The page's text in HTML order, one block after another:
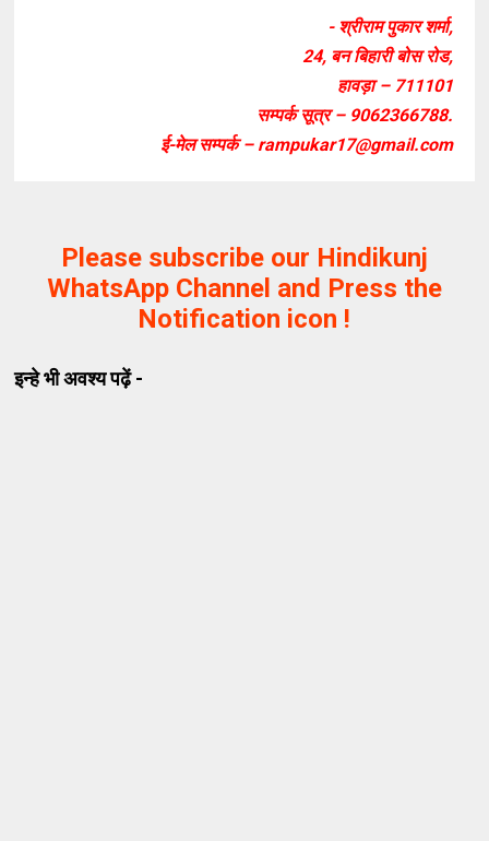
- श्रीराम पुकार शर्मा,
24, बन बिहारी बोस रोड,
हावड़ा – 711101
सम्पर्क सूत्र – 9062366788.
ई-मेल सम्पर्क – rampukar17@gmail.com
Please subscribe our Hindikunj
WhatsApp Channel and Press the
Notification icon !
इन्हे भी अवश्य पढ़ें -